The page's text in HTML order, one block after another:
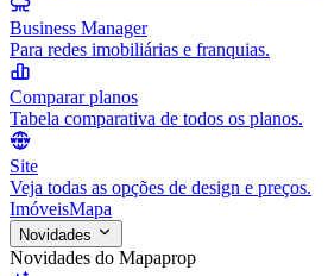
Business Manager
Para redes imobiliárias e franquias.
Comparar planos
Tabela comparativa de todos os planos.
Site
Veja todas as opções de design e preços.
ImóveisMapa
Novidades
Novidades do Mapaprop